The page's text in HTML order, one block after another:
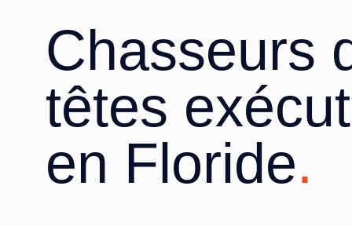
Chasseurs
têtes
en Floride